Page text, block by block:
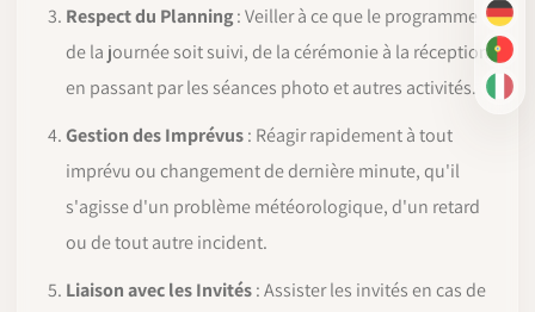
DE
PT-
IT
Respect du Planning: Veiller à ce que le programme
de la journée soit suivi, de la cérémonie à la réception,
en passant par les séances photo et autres activités.
Gestion des Imprévus: Réagir rapidement à tout
imprévu ou changement de dernière minute, qu'il
s'agisse d'un problème météorologique, d'un retard
ou de tout autre incident.
Liaison avec les Invités: Assister les invités en cas de